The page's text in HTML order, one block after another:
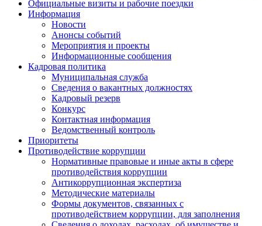
Официальные визиты и рабочие поездки
Информация
Новости
Анонсы событий
Мероприятия и проекты
Информационные сообщения
Кадровая политика
Муниципальная служба
Сведения о вакантных должностях
Кадровый резерв
Конкурс
Контактная информация
Ведомственный контроль
Приоритеты
Противодействие коррупции
Нормативные правовые и иные акты в сфере
противодействия коррупции
Антикоррупционная экспертиза
Методические материалы
Формы документов, связанных с
противодействием коррупции, для заполнения